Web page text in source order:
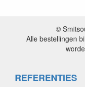
©
Alle bestellingen
REFERENTIES